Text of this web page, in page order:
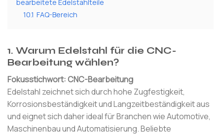
bearbeitete Edelstahlteile
10.1 FAQ-Bereich
1. Warum Edelstahl für die CNC-
Bearbeitung wählen?
Fokusstichwort: CNC-Bearbeitung
Edelstahl zeichnet sich durch hohe Zugfestigkeit,
Korrosionsbeständigkeit und Langzeitbeständigkeit aus
und eignet sich daher ideal für Branchen wie Automotive,
Maschinenbau und Automatisierung. Beliebte